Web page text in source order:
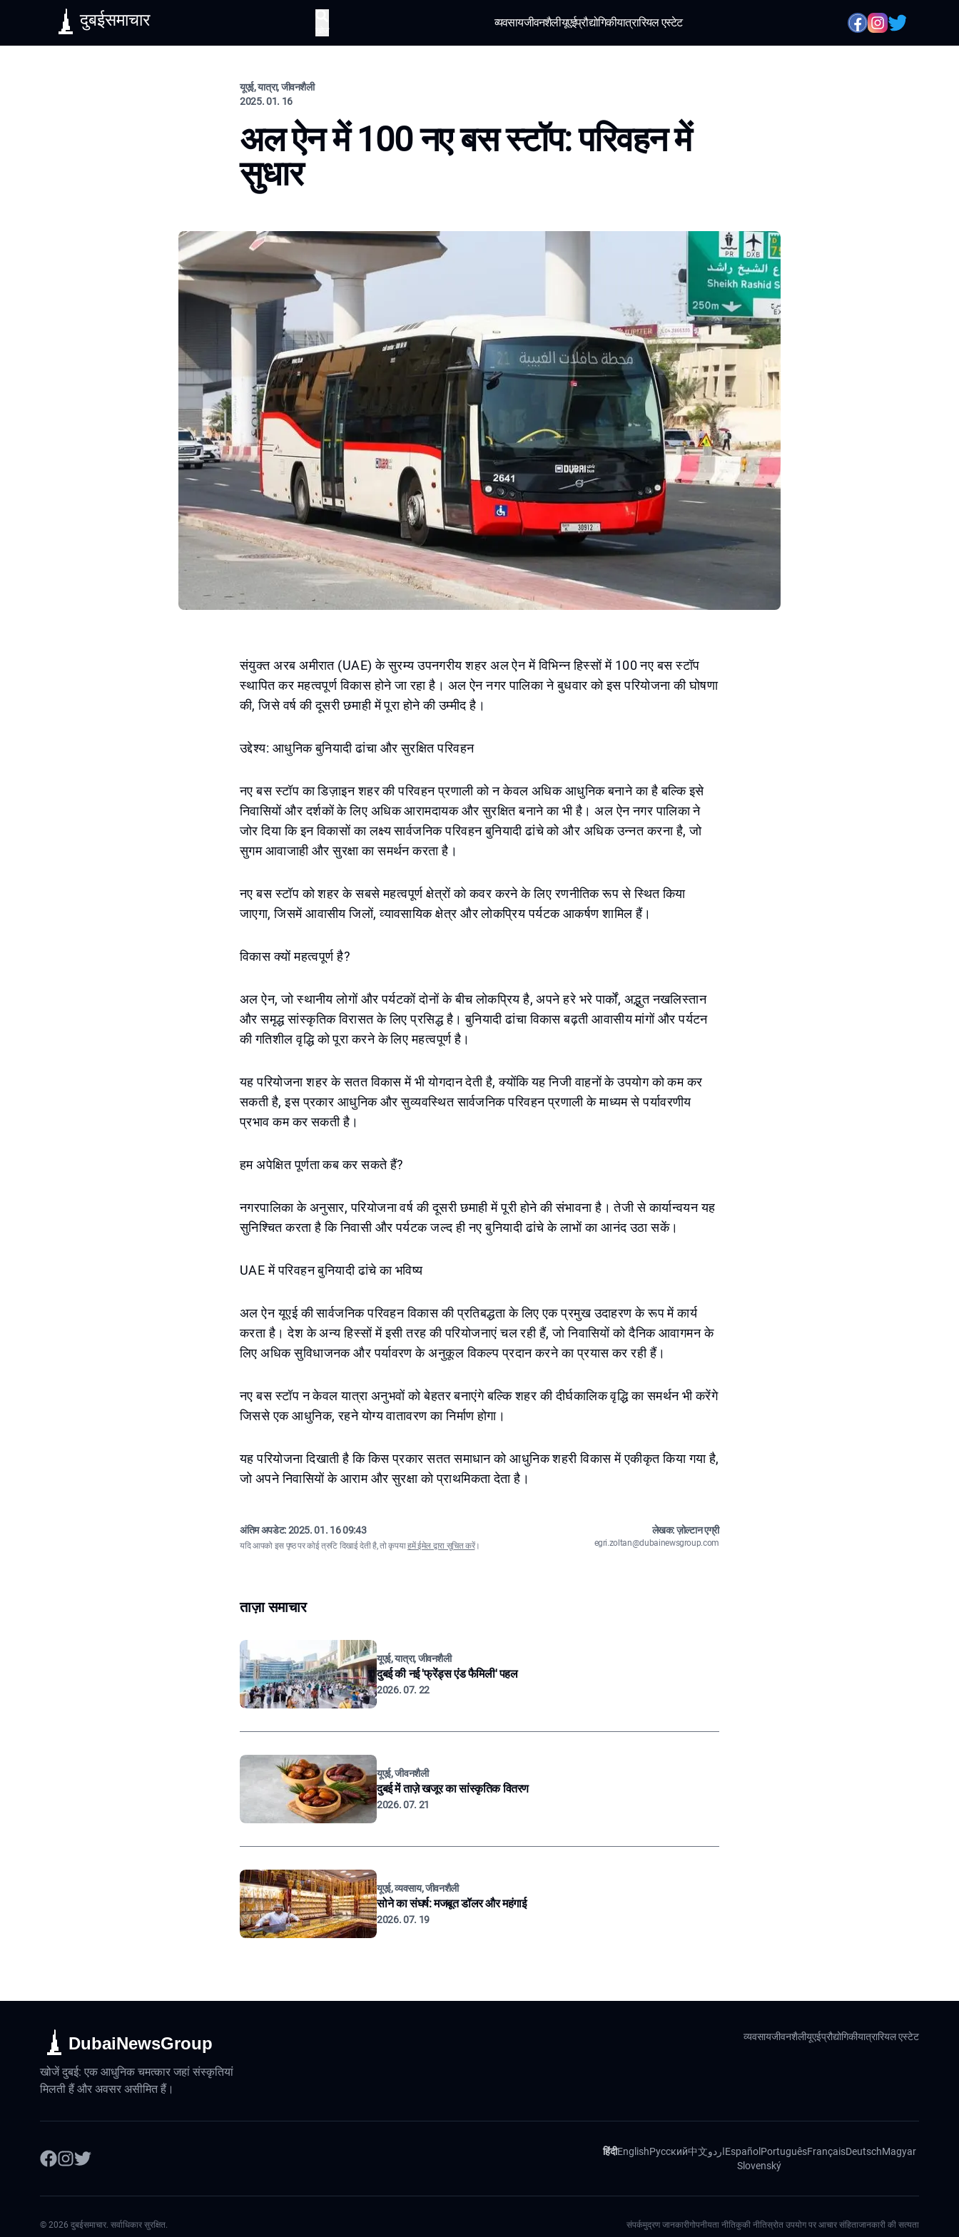
दुबईसमाचार व्यवसायजीवनशैलीयूएईप्रौद्योगिकीयात्रारियल एस्टेट
यूएई, यात्रा, जीवनशैली
2025. 01. 16
अल ऐन में 100 नए बस स्टॉप: परिवहन में
सुधार
संयुक्त अरब अमीरात (UAE) के सुरम्य उपनगरीय शहर अल ऐन में विभिन्न हिस्सों में 100 नए बस स्टॉप
स्थापित कर महत्वपूर्ण विकास होने जा रहा है। अल ऐन नगर पालिका ने बुधवार को इस परियोजना की घोषणा
की, जिसे वर्ष की दूसरी छमाही में पूरा होने की उम्मीद है।
उद्देश्य: आधुनिक बुनियादी ढांचा और सुरक्षित परिवहन
नए बस स्टॉप का डिज़ाइन शहर की परिवहन प्रणाली को न केवल अधिक आधुनिक बनाने का है बल्कि इसे
निवासियों और दर्शकों के लिए अधिक आरामदायक और सुरक्षित बनाने का भी है। अल ऐन नगर पालिका ने
जोर दिया कि इन विकासों का लक्ष्य सार्वजनिक परिवहन बुनियादी ढांचे को और अधिक उन्नत करना है, जो
सुगम आवाजाही और सुरक्षा का समर्थन करता है।
नए बस स्टॉप को शहर के सबसे महत्वपूर्ण क्षेत्रों को कवर करने के लिए रणनीतिक रूप से स्थित किया
जाएगा, जिसमें आवासीय जिलों, व्यावसायिक क्षेत्र और लोकप्रिय पर्यटक आकर्षण शामिल हैं।
विकास क्यों महत्वपूर्ण है?
अल ऐन, जो स्थानीय लोगों और पर्यटकों दोनों के बीच लोकप्रिय है, अपने हरे भरे पार्कों, अद्भुत नखलिस्तान
और समृद्ध सांस्कृतिक विरासत के लिए प्रसिद्ध है। बुनियादी ढांचा विकास बढ़ती आवासीय मांगों और पर्यटन
की गतिशील वृद्धि को पूरा करने के लिए महत्वपूर्ण है।
यह परियोजना शहर के सतत विकास में भी योगदान देती है, क्योंकि यह निजी वाहनों के उपयोग को कम कर
सकती है, इस प्रकार आधुनिक और सुव्यवस्थित सार्वजनिक परिवहन प्रणाली के माध्यम से पर्यावरणीय
प्रभाव कम कर सकती है।
हम अपेक्षित पूर्णता कब कर सकते हैं?
नगरपालिका के अनुसार, परियोजना वर्ष की दूसरी छमाही में पूरी होने की संभावना है। तेजी से कार्यान्वयन यह
सुनिश्चित करता है कि निवासी और पर्यटक जल्द ही नए बुनियादी ढांचे के लाभों का आनंद उठा सकें।
UAE में परिवहन बुनियादी ढांचे का भविष्य
अल ऐन यूएई की सार्वजनिक परिवहन विकास की प्रतिबद्धता के लिए एक प्रमुख उदाहरण के रूप में कार्य
करता है। देश के अन्य हिस्सों में इसी तरह की परियोजनाएं चल रही हैं, जो निवासियों को दैनिक आवागमन के
लिए अधिक सुविधाजनक और पर्यावरण के अनुकूल विकल्प प्रदान करने का प्रयास कर रही हैं।
नए बस स्टॉप न केवल यात्रा अनुभवों को बेहतर बनाएंगे बल्कि शहर की दीर्घकालिक वृद्धि का समर्थन भी करेंगे
जिससे एक आधुनिक, रहने योग्य वातावरण का निर्माण होगा।
यह परियोजना दिखाती है कि किस प्रकार सतत समाधान को आधुनिक शहरी विकास में एकीकृत किया गया है,
जो अपने निवासियों के आराम और सुरक्षा को प्राथमिकता देता है।
अंतिम अपडेट:2025. 01. 16 09:43
यदि आपको इस पृष्ठ पर कोई त्रुटि दिखाई देती है, तो कृपयाहमें ईमेल द्वारा सूचित करें।
लेखक: ज़ोल्टान एग्री
egri.zoltan@dubainewsgroup.com
ताज़ा समाचार
यूएई, यात्रा, जीवनशैली
दुबई की नई 'फ्रेंड्स एंड फैमिली' पहल
2026. 07. 22
यूएई, जीवनशैली
दुबई में ताज़े खजूर का सांस्कृतिक वितरण
2026. 07. 21
यूएई, व्यवसाय, जीवनशैली
सोने का संघर्ष: मजबूत डॉलर और महंगाई
2026. 07. 19
DubaiNewsGroup
खोजें दुबई: एक आधुनिक चमत्कार जहां संस्कृतियां
मिलती हैं और अवसर असीमित हैं।
व्यवसायजीवनशैलीयूएईप्रौद्योगिकीयात्रारियल एस्टेट
हिंदीEnglishРусский中文اردوEspañol PortuguêsFrançaisDeutschMagyar
Slovenský
© 2026 दुबईसमाचार. सर्वाधिकार सुरक्षित. संपर्कमुद्रण जानकारीगोपनीयता नीतिकुकी नीतिस्रोत उपयोग पर आचार संहिताजानकारी की सत्यता